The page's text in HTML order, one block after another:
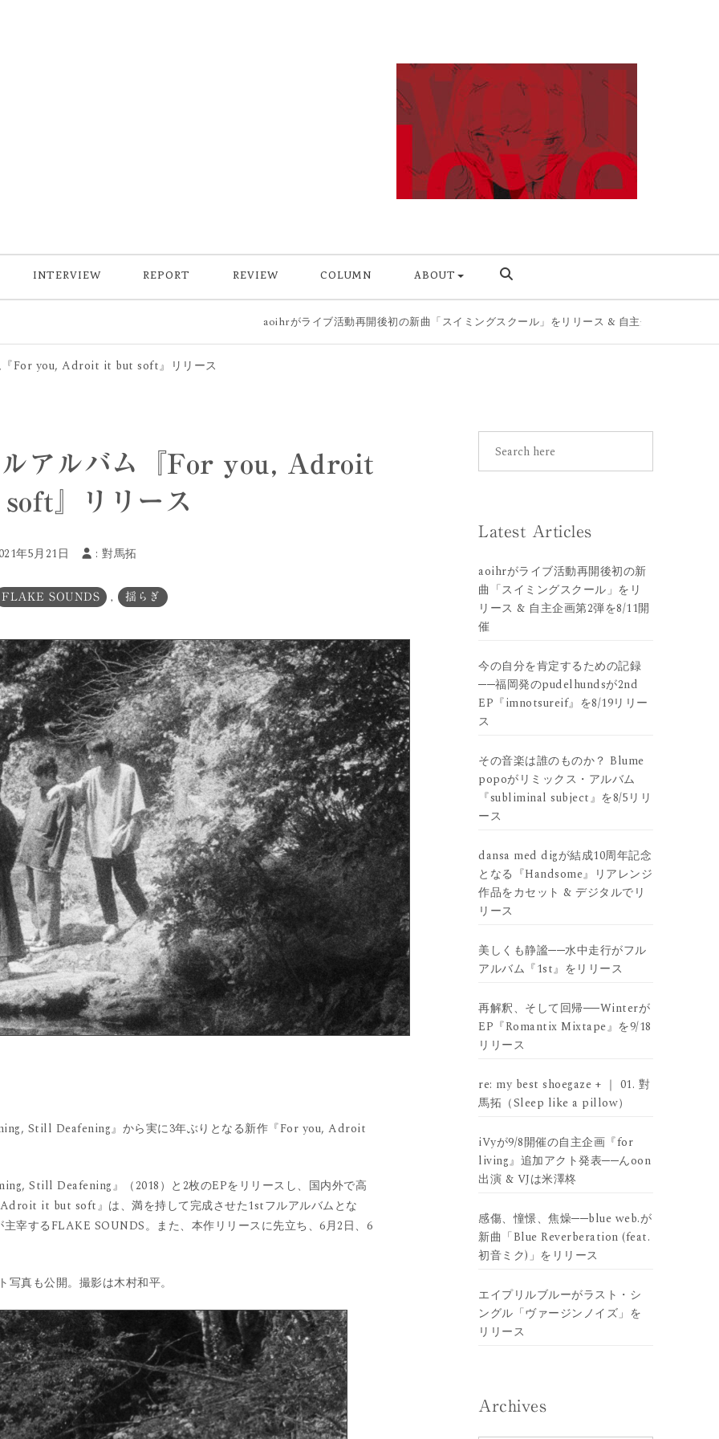
INTERVIEW REPORT REVIEW COLUMN ABOUT
aoihrがライブ活動再開後初の新曲「スイミングスクール」をリリース & 自主企画第2弾を8/11開催
『For you, Adroit it but soft』リリース
アルバム『For you, Adroit
』リリース
年5月21日 :對馬拓
FLAKE SOUNDS , 揺らぎ
Still Deafening』から実に3年ぶりとなる新作『For you, Adroit
Still Deafening』（2018）と2枚のEPをリリースし、国内外で高
it but soft』は、満を持して完成させた1stフルアルバムとな
宰するFLAKE SOUNDS。また、本作リリースに先立ち、6月2日、6
真も公開。撮影は木村和平。
Latest Articles
aoihrがライブ活動再開後初の新
曲「スイミングスクール」をリ
リース & 自主企画第2弾を8/11開
催
今の自分を肯定するための記録
──福岡発のpudelhundsが2nd
EP『imnotsureif』を8/19リリー
ス
その音楽は誰のものか？ Blume
popoがリミックス・アルバム
『subliminal subject』を8/5リリ
ース
dansa med digが結成10周年記念
となる『Handsome』リアレンジ
作品をカセット & デジタルでリ
リース
美しくも静謐──水中走行がフル
アルバム『1st』をリリース
再解釈、そして回帰──Winterが
EP『Romantix Mixtape』を9/18
リリース
re: my best shoegaze + ｜ 01. 對
馬拓（Sleep like a pillow）
iVyが9/8開催の自主企画『for
living』追加アクト発表──んoon
出演 & VJは米澤柊
感傷、憧憬、焦燥──blue web.が
新曲「Blue Reverberation (feat.
初音ミク)」をリリース
エイプリルブルーがラスト・シ
ングル「ヴァージンノイズ」を
リリース
Archives